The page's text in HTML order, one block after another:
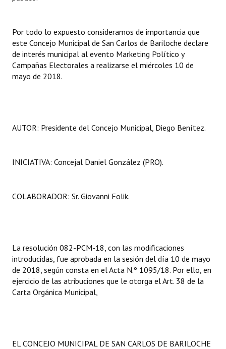
Antiguos Pobladores - Registro
Reconocimientos - Registro
Bariloche, Municipio intercultural
Por todo lo expuesto consideramos de importancia que
este Concejo Municipal de San Carlos de Bariloche declare
de interés municipal al evento Marketing Político y
Campañas Electorales a realizarse el miércoles 10 de
mayo de 2018.
AUTOR: Presidente del Concejo Municipal, Diego Benítez.
INICIATIVA: Concejal Daniel González (PRO).
COLABORADOR: Sr. Giovanni Folik.
La resolución 082-PCM-18, con las modificaciones
introducidas, fue aprobada en la sesión del día 10 de mayo
de 2018, según consta en el Acta N.º 1095/18. Por ello, en
ejercicio de las atribuciones que le otorga el Art. 38 de la
Carta Orgánica Municipal,
EL CONCEJO MUNICIPAL DE SAN CARLOS DE BARILOCHE